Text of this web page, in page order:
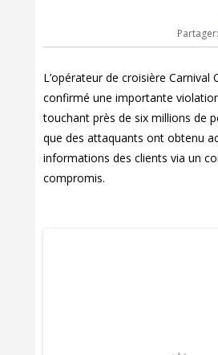
Partager:
L’opérateur de croisière Carnival
confirmé une importante
touchant près de six millions de
que des attaquants ont obtenu
informations des clients via un
compromis.